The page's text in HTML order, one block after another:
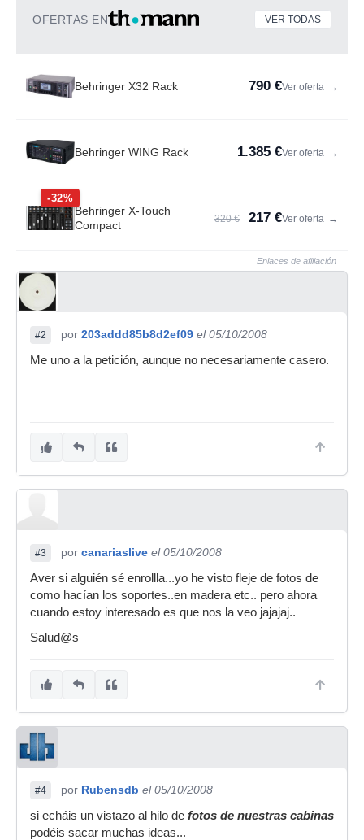
OFERTAS EN VER TODAS
Behringer X32 Rack 790 €Ver oferta →
Behringer WING Rack 1.385 €Ver oferta →
-32%
Behringer X-Touch
Compact
320 € 217 €Ver oferta →
Enlaces de afiliación
#2 por 203addd85b8d2ef09 el 05/10/2008
Me uno a la petición, aunque no necesariamente casero.
#3 por canariaslive el 05/10/2008
Aver si alguién sé enrollla...yo he visto fleje de fotos de
como hacían los soportes..en madera etc.. pero ahora
cuando estoy interesado es que nos la veo jajajaj..
Salud@s
#4 por Rubensdb el 05/10/2008
si echáis un vistazo al hilo de fotos de nuestras cabinas
podéis sacar muchas ideas...